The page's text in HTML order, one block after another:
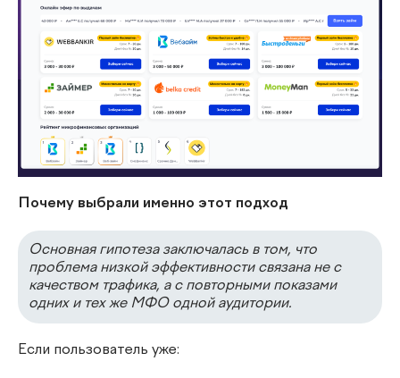
Почему выбрали именно этот подход
Основная гипотеза заключалась в том, что
проблема низкой эффективности связана не с
качеством трафика, а с повторными показами
одних и тех же МФО одной аудитории.
Если пользователь уже: